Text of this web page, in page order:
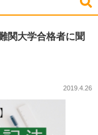
関大学合格者に聞
2019.4.26